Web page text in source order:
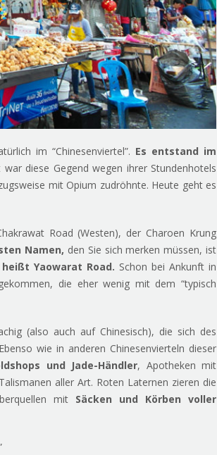
im “Chinesenviertel”. Es entstand im
diese Gegend wegen ihrer Stundenhotels
mit Opium zudröhnte. Heute geht es
Road (Westen), der Charoen Krung
Namen, den Sie sich merken müssen, ist
Yaowarat Road. Schon bei Ankunft in
die eher wenig mit dem “typisch
(also auch auf Chinesisch), die sich des
wie in anderen Chinesenvierteln dieser
und Jade-Händler, Apotheken mit
aller Art. Roten Laternen zieren die
mit Säcken und Körben voller